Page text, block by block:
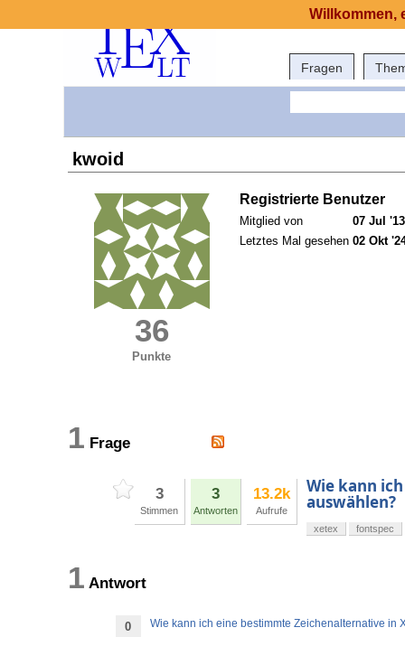
Fragen
kwoid
36
Punkte
Registrierte Benutzer
Mitglied von
07 Jul
Letztes Mal gesehen 02 Okt
1 Frage
3
Stimmen
3
Antworten
13.2k
Aufrufe
Wie kann
auswählen?
xetex fontspec
1 Antwort
0 Wie kann ich eine bestimmte Zeichenalternative in
Willkommen,